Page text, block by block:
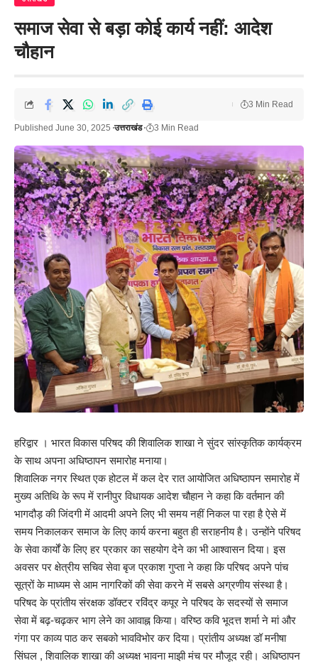
समाज सेवा से बड़ा कोई कार्य नहीं: आदेश
चौहान
Published June 30, 2025 उत्तराखंड 3 Min Read
3 Min Read
हरिद्वार । भारत विकास परिषद की शिवालिक शाखा ने सुंदर सांस्कृतिक कार्यक्रम
के साथ अपना अधिष्ठापन समारोह मनाया।
शिवालिक नगर स्थित एक होटल में कल देर रात आयोजित अधिष्ठापन समारोह में
मुख्य अतिथि के रूप में रानीपुर विधायक आदेश चौहान ने कहा कि वर्तमान की
भागदौड़ की जिंदगी में आदमी अपने लिए भी समय नहीं निकल पा रहा है ऐसे में
समय निकालकर समाज के लिए कार्य करना बहुत ही सराहनीय है। उन्होंने परिषद
के सेवा कार्यों के लिए हर प्रकार का सहयोग देने का भी आश्वासन दिया। इस
अवसर पर क्षेत्रीय सचिव सेवा बृज प्रकाश गुप्ता ने कहा कि परिषद अपने पांच
सूत्रों के माध्यम से आम नागरिकों की सेवा करने में सबसे अग्रणीय संस्था है।
परिषद के प्रांतीय संरक्षक डॉक्टर रविंद्र कपूर ने परिषद के सदस्यों से समाज
सेवा में बढ़-चढ़कर भाग लेने का आवाह्न किया। वरिष्ठ कवि भूदत्त शर्मा ने मां और
गंगा पर काव्य पाठ कर सबको भावविभोर कर दिया। प्रांतीय अध्यक्ष डॉ मनीषा
सिंघल , शिवालिक शाखा की अध्यक्ष भावना माझी मंच पर मौजूद रही। अधिष्ठापन